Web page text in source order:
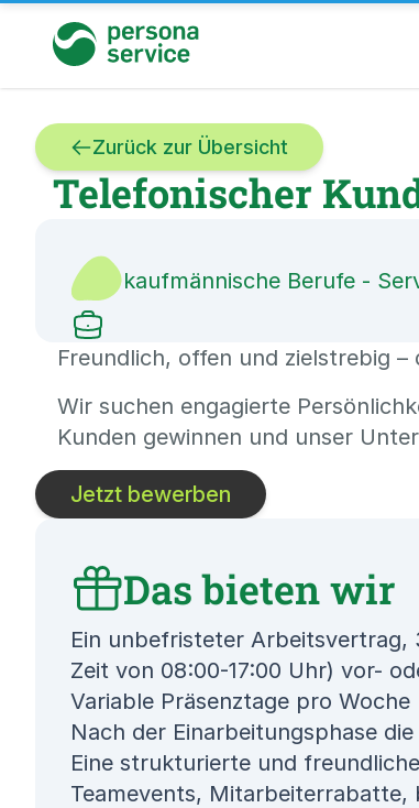
persona service
Zurück zur Übersicht
Telefonischer
kaufmännische Berufe -
Freundlich, offen und zielstrebig –
Wir suchen engagierte
Kunden gewinnen und unser
Jetzt bewerben
Das bieten wir
Ein unbefristeter
Zeit von 08:00-17:00 Uhr) vor-
Variable Präsenztage pro Woche
Nach der Einarbeitungsphase
Eine strukturierte und
Teamevents, Mitarbeiterrabatte,